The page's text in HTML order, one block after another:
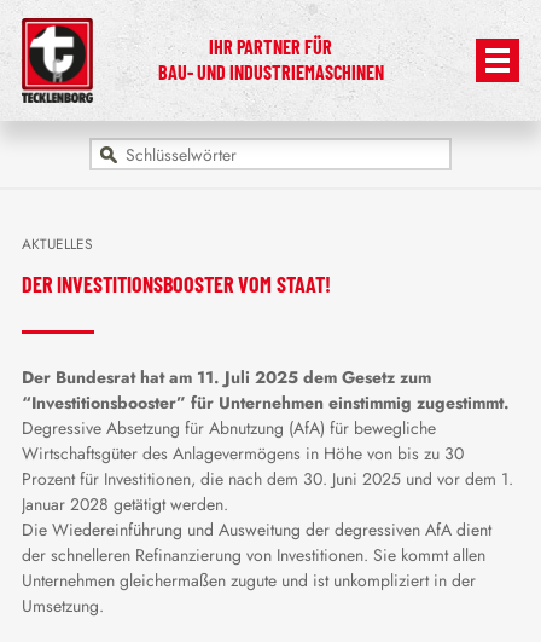
IHR PARTNER FÜR
BAU- UND INDUSTRIEMASCHINEN
AKTUELLES
DER INVESTITIONSBOOSTER VOM STAAT!
Der Bundesrat hat am 11. Juli 2025 dem Gesetz zum
“Investitionsbooster” für Unternehmen einstimmig zugestimmt.
Degressive Absetzung für Abnutzung (AfA) für bewegliche
Wirtschaftsgüter des Anlagevermögens in Höhe von bis zu 30
Prozent für Investitionen, die nach dem 30. Juni 2025 und vor dem 1.
Januar 2028 getätigt werden.
Die Wiedereinführung und Ausweitung der degressiven AfA dient
der schnelleren Refinanzierung von Investitionen. Sie kommt allen
Unternehmen gleichermaßen zugute und ist unkompliziert in der
Umsetzung.